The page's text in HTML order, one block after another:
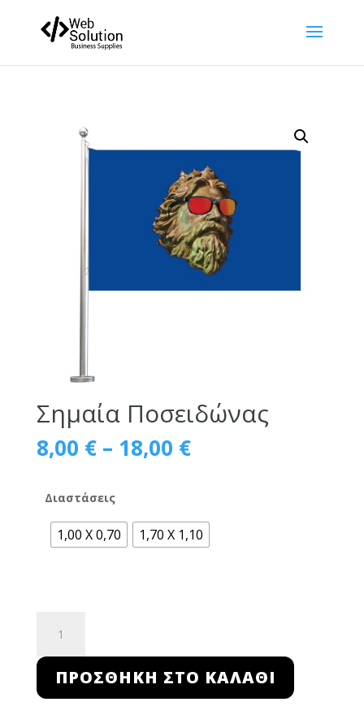
Σημαία Ποσειδώνας
8,00 € – 18,00 €Price
range:
18,00 €
Διαστάσεις
1,00 Χ 0,70 1,70 Χ 1,10
Ποσειδώνας
ποσότητα
ΠΡΟΣΘΉΚΗ ΣΤΟ ΚΑΛΆΘΙ